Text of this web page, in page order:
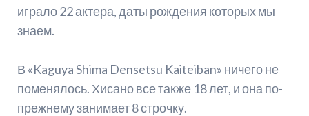
играло 22 актера, даты рождения которых мы
знаем.
В «Kaguya Shima Densetsu Kaiteiban» ничего не
поменялось. Хисано все также 18 лет, и она по-
прежнему занимает 8 строчку.